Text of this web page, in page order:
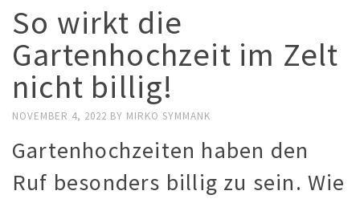
So wirkt die
Gartenhochzeit im Zelt
nicht billig!
NOVEMBER 4, 2022 BY MIRKO SYMMANK
Gartenhochzeiten haben den
Ruf besonders billig zu sein. Wie